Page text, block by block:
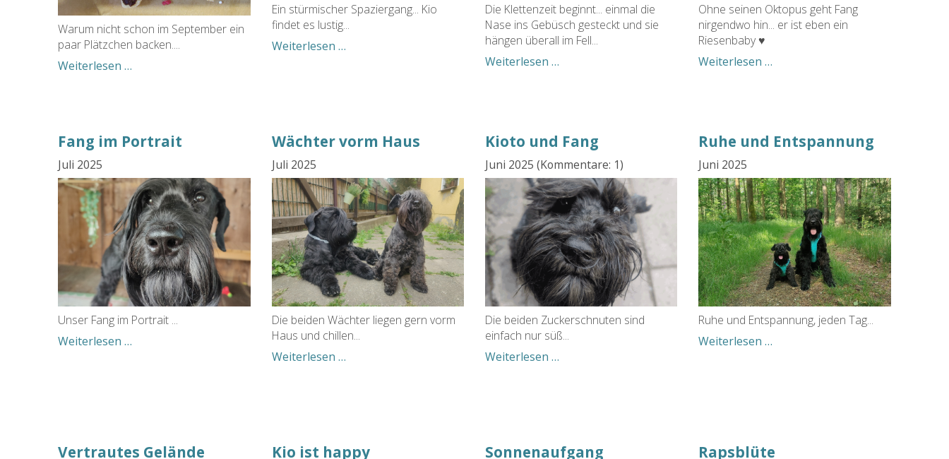
Warum nicht schon im September ein
paar Plätzchen backen....
Weiterlesen …
Ein stürmischer Spaziergang... Kio
findet es lustig...
Weiterlesen …Einfach
Die Klettenzeit beginnt... einmal die
Nase ins Gebüsch gesteckt und sie
hängen überall im Fell...
Weiterlesen …
Ohne seinen Oktopus geht Fang
nirgendwo hin... er ist eben ein
Riesenbaby ♥
Weiterlesen …
Fang im Portrait
Juli 2025
Unser Fang im Portrait ...
Weiterlesen …
Wächter vorm Haus
Juli 2025
Die beiden Wächter liegen gern vorm
Haus und chillen...
Weiterlesen …Wächter
Kioto und Fang
Juni 2025 (Kommentare: 1)
Die beiden Zuckerschnuten sind
einfach nur süß...
Weiterlesen …
Ruhe und Entspannung
Juni 2025
Ruhe und Entspannung, jeden Tag...
Weiterlesen …
Vertrautes Gelände Kio ist happy Sonnenaufgang Rapsblüte